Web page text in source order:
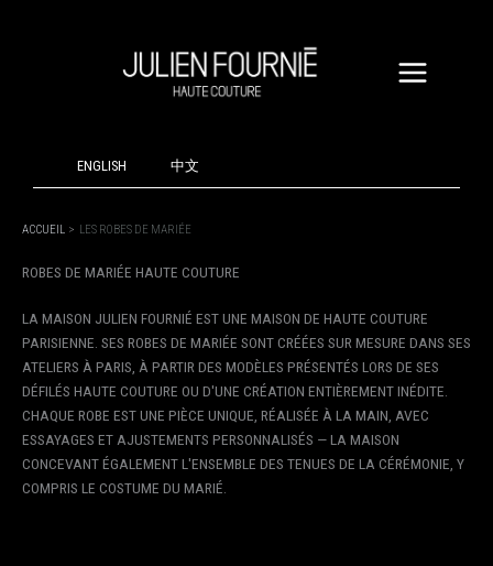
ENGLISH 中文
ACCUEIL LES ROBES DE MARIÉE
ROBES DE MARIÉE HAUTE COUTURE
LA MAISON JULIEN FOURNIÉ EST UNE MAISON DE HAUTE COUTURE
PARISIENNE. SES ROBES DE MARIÉE SONT CRÉÉES SUR MESURE DANS SES
ATELIERS À PARIS, À PARTIR DES MODÈLES PRÉSENTÉS LORS DE SES
DÉFILÉS HAUTE COUTURE OU D'UNE CRÉATION ENTIÈREMENT INÉDITE.
CHAQUE ROBE EST UNE PIÈCE UNIQUE, RÉALISÉE À LA MAIN, AVEC
ESSAYAGES ET AJUSTEMENTS PERSONNALISÉS — LA MAISON
CONCEVANT ÉGALEMENT L'ENSEMBLE DES TENUES DE LA CÉRÉMONIE, Y
COMPRIS LE COSTUME DU MARIÉ.